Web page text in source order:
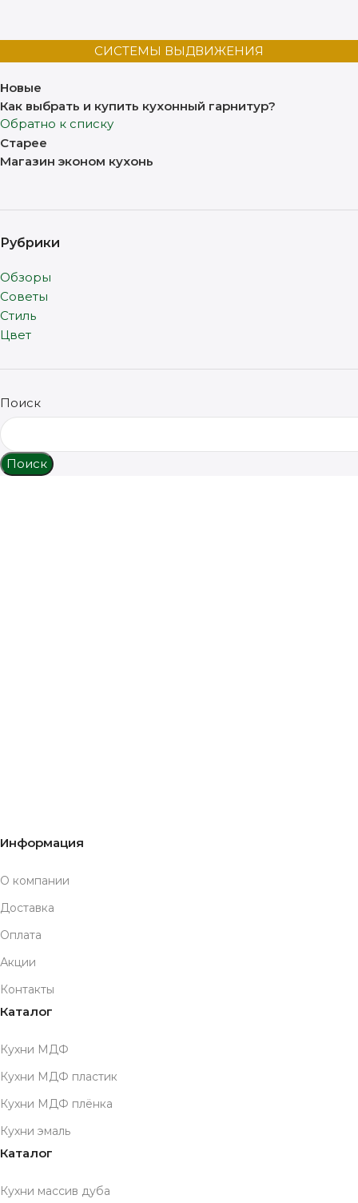
СИСТЕМЫ ВЫДВИЖЕНИЯ
Новые
Как выбрать и купить кухонный гарнитур?
Обратно к списку
Старее
Магазин эконом кухонь
Рубрики
Обзоры
Советы
Стиль
Цвет
Поиск
Поиск
Информация
О компании
Доставка
Оплата
Акции
Контакты
Каталог
Кухни МДФ
Кухни МДФ пластик
Кухни МДФ плёнка
Кухни эмаль
Каталог
Кухни массив дуба